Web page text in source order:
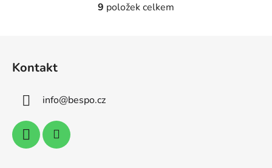
O
9 položek celkem
Kontakt
info@bespo.cz